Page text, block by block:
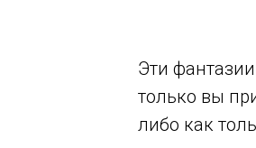
Эти
только вы
либо как